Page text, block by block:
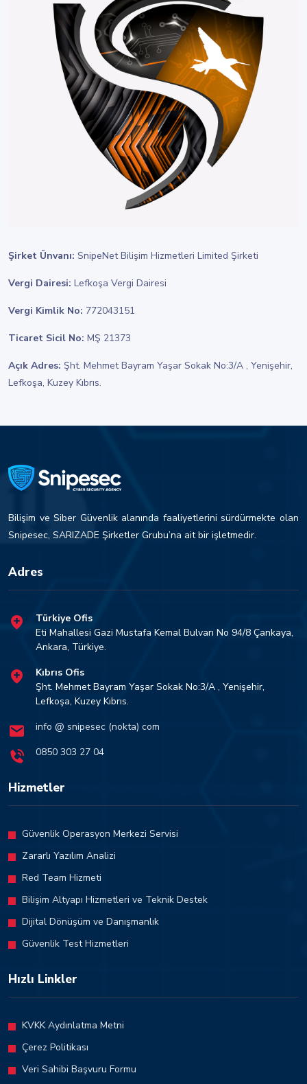
Şirket Ünvanı: SnipeNet Bilişim Hizmetleri Limited Şirketi
Vergi Dairesi: Lefkoşa Vergi Dairesi
Vergi Kimlik No: 772043151
Ticaret Sicil No: MŞ 21373
Açık Adres: Şht. Mehmet Bayram Yaşar Sokak No:3/A , Yenişehir,
Lefkoşa, Kuzey Kıbrıs.
Bilişim ve Siber Güvenlik alanında faaliyetlerini sürdürmekte olan
Snipesec, SARIZADE Şirketler Grubu’na ait bir işletmedir.
Adres
Türkiye Ofis
Eti Mahallesi Gazi Mustafa Kemal Bulvarı No 94/8 Çankaya,
Ankara, Türkiye.
Kıbrıs Ofis
Şht. Mehmet Bayram Yaşar Sokak No:3/A , Yenişehir,
Lefkoşa, Kuzey Kıbrıs.
info @ snipesec (nokta) com
0850 303 27 04
Hizmetler
Güvenlik Operasyon Merkezi Servisi
Zararlı Yazılım Analizi
Red Team Hizmeti
Bilişim Altyapı Hizmetleri ve Teknik Destek
Dijital Dönüşüm ve Danışmanlık
Güvenlik Test Hizmetleri
Hızlı Linkler
KVKK Aydınlatma Metni
Çerez Politikası
Veri Sahibi Başvuru Formu